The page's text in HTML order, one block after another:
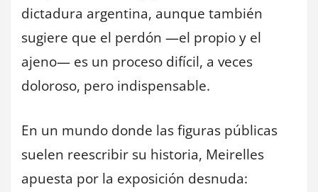
dictadura argentina, aunque también
sugiere que el perdón —el propio y el
ajeno— es un proceso difícil, a veces
doloroso, pero indispensable.
En un mundo donde las figuras públicas
suelen reescribir su historia, Meirelles
apuesta por la exposición desnuda: